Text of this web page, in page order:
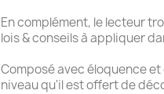
En complément, le lecteur
lois & conseils à appliquer
Composé avec éloquence
niveau qu'il est offert de